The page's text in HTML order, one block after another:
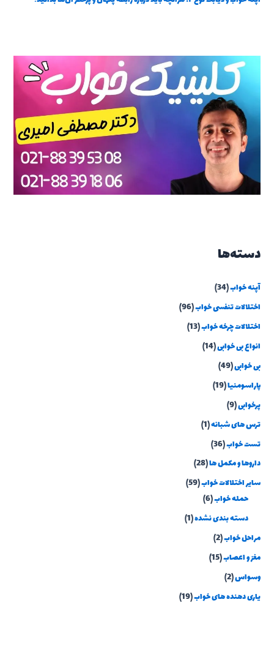
دسته‌ها
آپنه خواب(34)
اختلالات تنفسی خواب(96)
اختلالات چرخه خواب(13)
انواع بی خوابی(14)
بی خوابی(49)
پاراسومنیا(19)
پرخوابی(9)
ترس های شبانه(1)
تست خواب(36)
داروها و مکمل ها(28)
سایر اختلالات خواب(59)
حمله خواب(6)
دسته بندی نشده(1)
مراحل خواب(2)
مغز و اعصاب(15)
وسواس(2)
یاری دهنده های خواب(19)